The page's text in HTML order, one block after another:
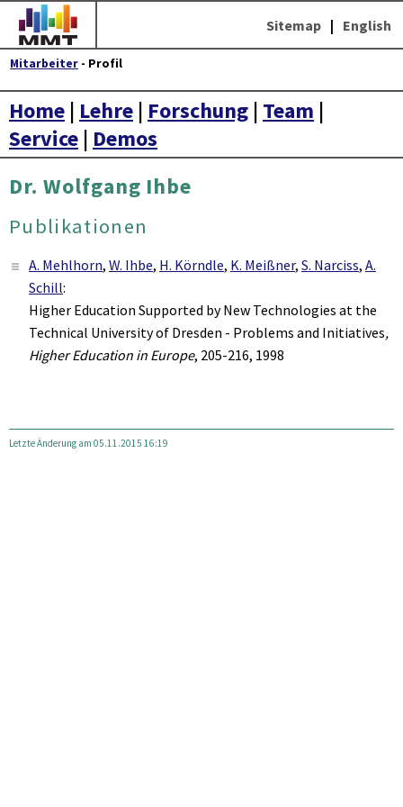
Sitemap | English
Mitarbeiter - Profil
Home | Lehre | Forschung | Team |
Service | Demos
Dr. Wolfgang Ihbe
Publikationen
A. Mehlhorn, W. Ihbe, H. Körndle, K. Meißner, S. Narciss, A.
Schill:
Higher Education Supported by New Technologies at the
Technical University of Dresden - Problems and Initiatives,
Higher Education in Europe, 205-216, 1998
Letzte Änderung am 05.11.2015 16:19